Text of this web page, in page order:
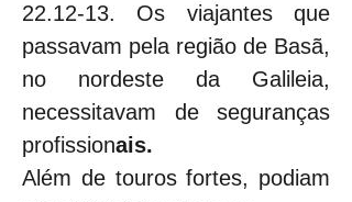
22.12-13. Os viajantes que
passavam pela região de Basã,
no nordeste da Galileia,
necessitavam de seguranças
profissionais.
Além de touros fortes, podiam